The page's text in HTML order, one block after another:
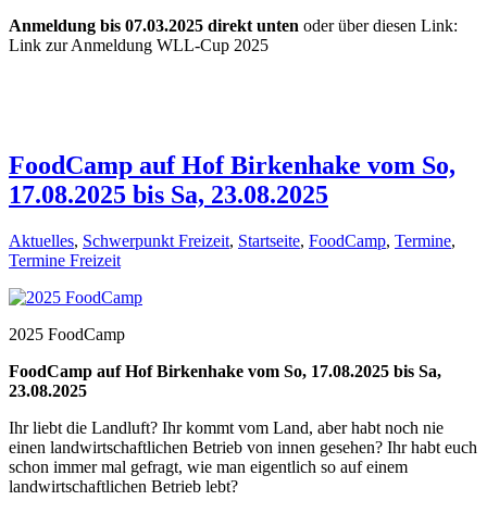
Anmeldung bis 07.03.2025 direkt unten oder über diesen Link:
Link zur Anmeldung WLL-Cup 2025
FoodCamp auf Hof Birkenhake vom So,
17.08.2025 bis Sa, 23.08.2025
Aktuelles, Schwerpunkt Freizeit, Startseite, FoodCamp, Termine,
Termine Freizeit
2025 FoodCamp
FoodCamp auf Hof Birkenhake vom So, 17.08.2025 bis Sa,
23.08.2025
Ihr liebt die Landluft? Ihr kommt vom Land, aber habt noch nie
einen landwirtschaftlichen Betrieb von innen gesehen? Ihr habt euch
schon immer mal gefragt, wie man eigentlich so auf einem
landwirtschaftlichen Betrieb lebt?